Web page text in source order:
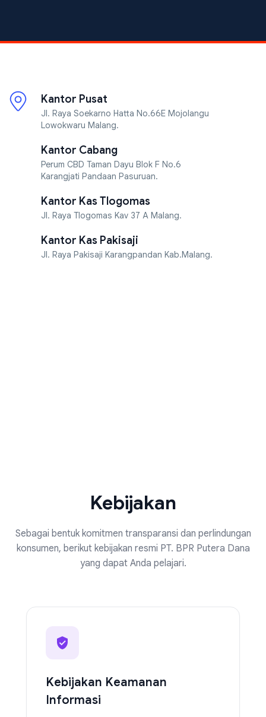
Kantor Pusat
Jl. Raya Soekarno Hatta No.66E Mojolangu
Lowokwaru Malang.
Kantor Cabang
Perum CBD Taman Dayu Blok F No.6
Karangjati Pandaan Pasuruan.
Kantor Kas Tlogomas
Jl. Raya Tlogomas Kav 37 A Malang.
Kantor Kas Pakisaji
Jl. Raya Pakisaji Karangpandan Kab.Malang.
Kebijakan
Sebagai bentuk komitmen transparansi dan perlindungan
konsumen, berikut kebijakan resmi PT. BPR Putera Dana
yang dapat Anda pelajari.
Kebijakan Keamanan
Informasi